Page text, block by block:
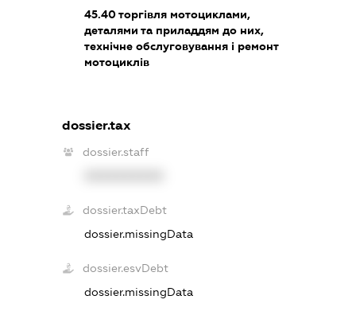
45.40торгівля мотоциклами,
деталями та приладдям до них,
технічне обслуговування і ремонт
мотоциклів
dossier.tax
dossier.staff
dossier.taxDebt
dossier.missingData
dossier.esvDebt
dossier.missingData